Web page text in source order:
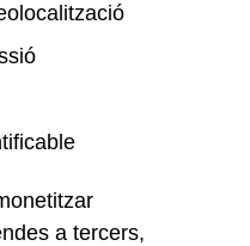
a tercers,